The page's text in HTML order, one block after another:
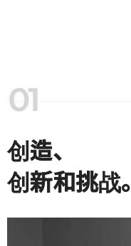
创造、
创新和挑战。